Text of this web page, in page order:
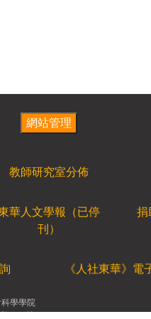
教師研究室分佈
華人文學報（已停
刊）
捐
《人社東華》電
學學院